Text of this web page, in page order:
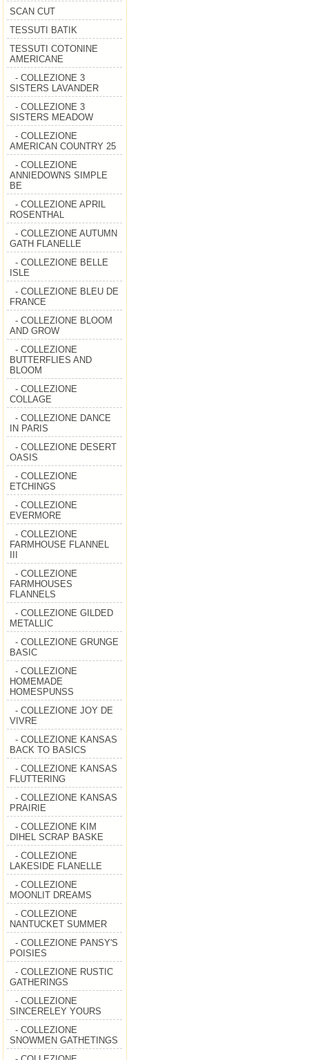
SCAN CUT
TESSUTI BATIK
TESSUTI COTONINE
AMERICANE
- COLLEZIONE 3
SISTERS LAVANDER
- COLLEZIONE 3
SISTERS MEADOW
- COLLEZIONE
AMERICAN COUNTRY 25
- COLLEZIONE
ANNIEDOWNS SIMPLE
BE
- COLLEZIONE APRIL
ROSENTHAL
- COLLEZIONE AUTUMN
GATH FLANELLE
- COLLEZIONE BELLE
ISLE
- COLLEZIONE BLEU DE
FRANCE
- COLLEZIONE BLOOM
AND GROW
- COLLEZIONE
BUTTERFLIES AND
BLOOM
- COLLEZIONE
COLLAGE
- COLLEZIONE DANCE
IN PARIS
- COLLEZIONE DESERT
OASIS
- COLLEZIONE
ETCHINGS
- COLLEZIONE
EVERMORE
- COLLEZIONE
FARMHOUSE FLANNEL
- COLLEZIONE
FARMHOUSES
FLANNELS
- COLLEZIONE GILDED
METALLIC
- COLLEZIONE GRUNGE
BASIC
- COLLEZIONE
HOMEMADE
HOMESPUNSS
- COLLEZIONE JOY DE
VIVRE
- COLLEZIONE KANSAS
BACK TO BASICS
- COLLEZIONE KANSAS
FLUTTERING
- COLLEZIONE KANSAS
PRAIRIE
- COLLEZIONE KIM
DIHEL SCRAP BASKE
- COLLEZIONE
LAKESIDE FLANELLE
- COLLEZIONE
MOONLIT DREAMS
- COLLEZIONE
NANTUCKET SUMMER
- COLLEZIONE PANSY'S
POISIES
- COLLEZIONE RUSTIC
GATHERINGS
- COLLEZIONE
SINCERELEY YOURS
- COLLEZIONE
SNOWMEN GATHETINGS